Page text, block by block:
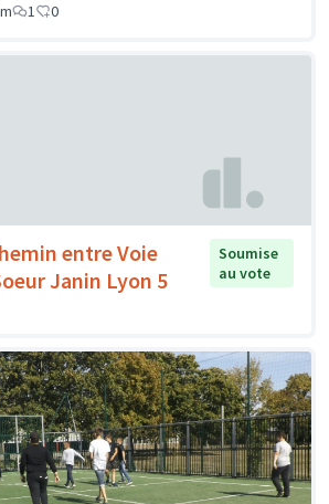
1 0
entre Voie
Janin Lyon 5
Soumise
au vote